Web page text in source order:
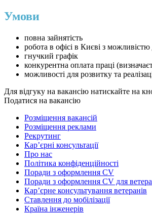
Умови
повна зайнятість
робота в офісі в Києві з
⁠гнучкий графік
⁠конкурентна оплата праці
⁠можливості для розвитку та
Для відгуку на вакансію натискайте на
Податися на вакансію
Розміщення вакансій
Розміщення реклами
Рекрутинг
Карʼєрні консультації
Про нас
Політика конфіденційності
Поради з оформлення CV
Поради з оформлення CV для
Карʼєрне консультування ветеранів
Ставлення до мобілізації
Країна інженерів